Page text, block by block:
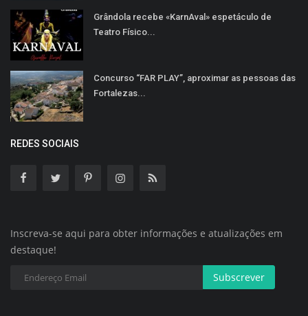
Grândola recebe «KarnAval» espetáculo de
Teatro Físico...
Concurso “FAR PLAY”, aproximar as pessoas das
Fortalezas...
REDES SOCIAIS
Inscreva-se aqui para obter informações e atualizações em
destaque!
Subscrever